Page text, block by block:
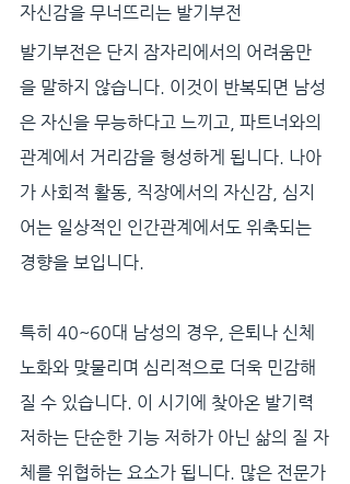
자신감을 무너뜨리는 발기부전
발기부전은 단지 잠자리에서의 어려움만
을 말하지 않습니다. 이것이 반복되면 남성
은 자신을 무능하다고 느끼고, 파트너와의
관계에서 거리감을 형성하게 됩니다. 나아
가 사회적 활동, 직장에서의 자신감, 심지
어는 일상적인 인간관계에서도 위축되는
경향을 보입니다.
특히 40~60대 남성의 경우, 은퇴나 신체
노화와 맞물리며 심리적으로 더욱 민감해
질 수 있습니다. 이 시기에 찾아온 발기력
저하는 단순한 기능 저하가 아닌 삶의 질 자
체를 위협하는 요소가 됩니다. 많은 전문가